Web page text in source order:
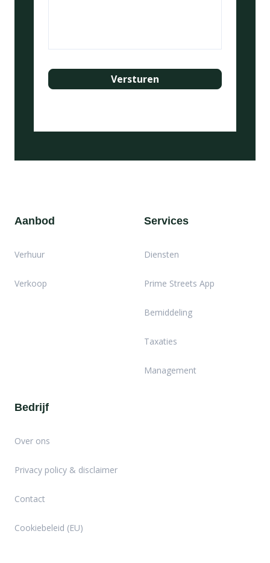
Aanbod
Verhuur
Verkoop
Services
Diensten
Prime Streets App
Bemiddeling
Taxaties
Management
Bedrijf
Over ons
Privacy policy & disclaimer
Contact
Cookiebeleid (EU)